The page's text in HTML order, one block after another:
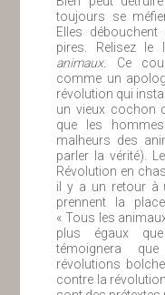
toujours se
Elles
pires. Relisez le
animaux.
Ce
comme un
révolution qui
un vieux cochon
que les
malheurs des
parler la vérité).
Révolution en
il y a un retour à
prennent la
« Tous les
plus égaux
témoignera
révolutions
contre la